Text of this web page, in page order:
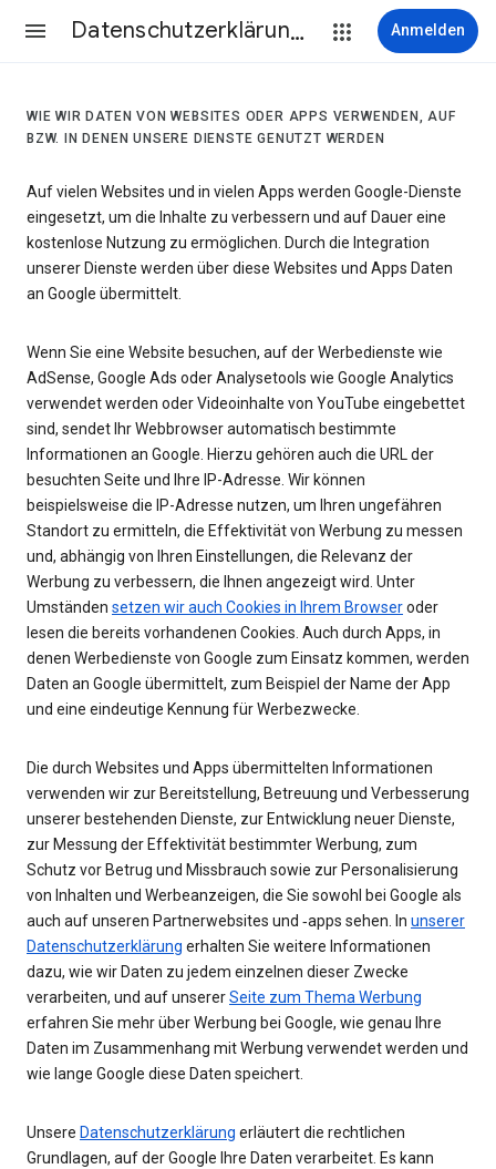
Datenschutzerklärung & Nutzungsbedingungen Anmelden
WIE WIR DATEN VON WEBSITES ODER APPS VERWENDEN, AUF
BZW. IN DENEN UNSERE DIENSTE GENUTZT WERDEN
Auf vielen Websites und in vielen Apps werden Google-Dienste
eingesetzt, um die Inhalte zu verbessern und auf Dauer eine
kostenlose Nutzung zu ermöglichen. Durch die Integration
unserer Dienste werden über diese Websites und Apps Daten
an Google übermittelt.
Wenn Sie eine Website besuchen, auf der Werbedienste wie
AdSense, Google Ads oder Analysetools wie Google Analytics
verwendet werden oder Videoinhalte von YouTube eingebettet
sind, sendet Ihr Webbrowser automatisch bestimmte
Informationen an Google. Hierzu gehören auch die URL der
besuchten Seite und Ihre IP-Adresse. Wir können
beispielsweise die IP-Adresse nutzen, um Ihren ungefähren
Standort zu ermitteln, die Effektivität von Werbung zu messen
und, abhängig von Ihren Einstellungen, die Relevanz der
Werbung zu verbessern, die Ihnen angezeigt wird. Unter
Umständen setzen wir auch Cookies in Ihrem Browseroder
lesen die bereits vorhandenen Cookies. Auch durch Apps, in
denen Werbedienste von Google zum Einsatz kommen, werden
Daten an Google übermittelt, zum Beispiel der Name der App
und eine eindeutige Kennung für Werbezwecke.
Die durch Websites und Apps übermittelten Informationen
verwenden wir zur Bereitstellung, Betreuung und Verbesserung
unserer bestehenden Dienste, zur Entwicklung neuer Dienste,
zur Messung der Effektivität bestimmter Werbung, zum
Schutz vor Betrug und Missbrauch sowie zur Personalisierung
von Inhalten und Werbeanzeigen, die Sie sowohl bei Google als
auch auf unseren Partnerwebsites und ‑apps sehen. In unserer
Datenschutzerklärung erhalten Sie weitere Informationen
dazu, wie wir Daten zu jedem einzelnen dieser Zwecke
verarbeiten, und auf unsererSeite zum Thema Werbung
erfahren Sie mehr über Werbung bei Google, wie genau Ihre
Daten im Zusammenhang mit Werbung verwendet werden und
wie lange Google diese Daten speichert.
Unsere Datenschutzerklärung erläutert die rechtlichen
Grundlagen, auf der Google Ihre Daten verarbeitet. Es kann